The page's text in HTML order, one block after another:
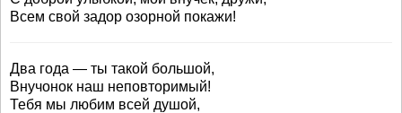
Всем свой задор озорной покажи!
Два года — ты такой большой,
Внучонок наш неповторимый!
Тебя мы любим всей душой,